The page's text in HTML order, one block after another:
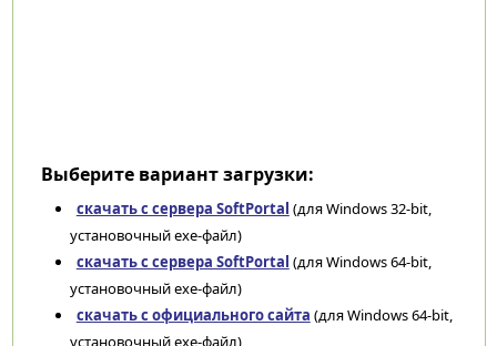
Выберите вариант загрузки:
скачать с сервера SoftPortal (для Windows 32-bit,
установочный exe-файл)
скачать с сервера SoftPortal (для Windows 64-bit,
установочный exe-файл)
скачать с официального сайта (для Windows 64-bit,
установочный exe-файл)